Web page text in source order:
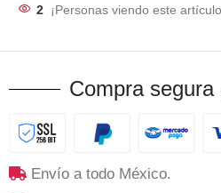
2 ¡Personas viendo este
Compra segura
Envío a todo México.